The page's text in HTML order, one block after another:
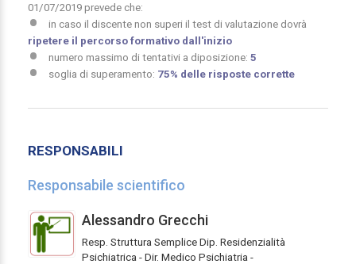
01/07/2019 prevede che:
in caso il discente non superi il test di valutazione dovrà
ripetere il percorso formativo dall'inizio
numero massimo di tentativi a diposizione: 5
soglia di superamento: 75% delle risposte corrette
RESPONSABILI
Responsabile scientifico
Alessandro Grecchi
Resp. Struttura Semplice Dip. Residenzialità
Psichiatrica - Dir. Medico Psichiatria -